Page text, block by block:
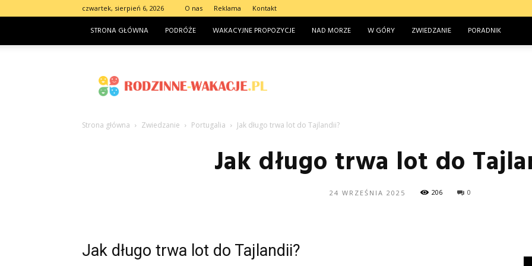
czwartek, sierpień 6, 2026 O nas Reklama Kontakt
STRONA GŁÓWNA PODRÓŻE WAKACYJNE PROPOZYCJE NAD MORZE W GÓRY ZWIEDZANIE PORADNIK
wakacje.pl
Strona główna Zwiedzanie Portugalia Jak długo trwa lot do Tajlandii?
Jak długo trwa lot do
24 WRZEŚNIA 2025 206 0
Jak długo trwa lot do Tajlandii?